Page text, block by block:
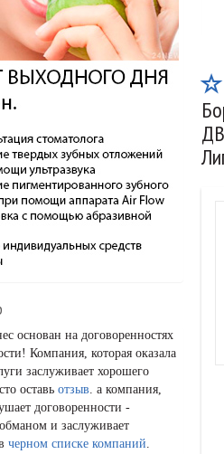
основан на договоренностях
Компания, которая оказала
заслуживает хорошего
оставь отзыв. а компания,
договоренности -
и заслуживает
черном списке компаний.